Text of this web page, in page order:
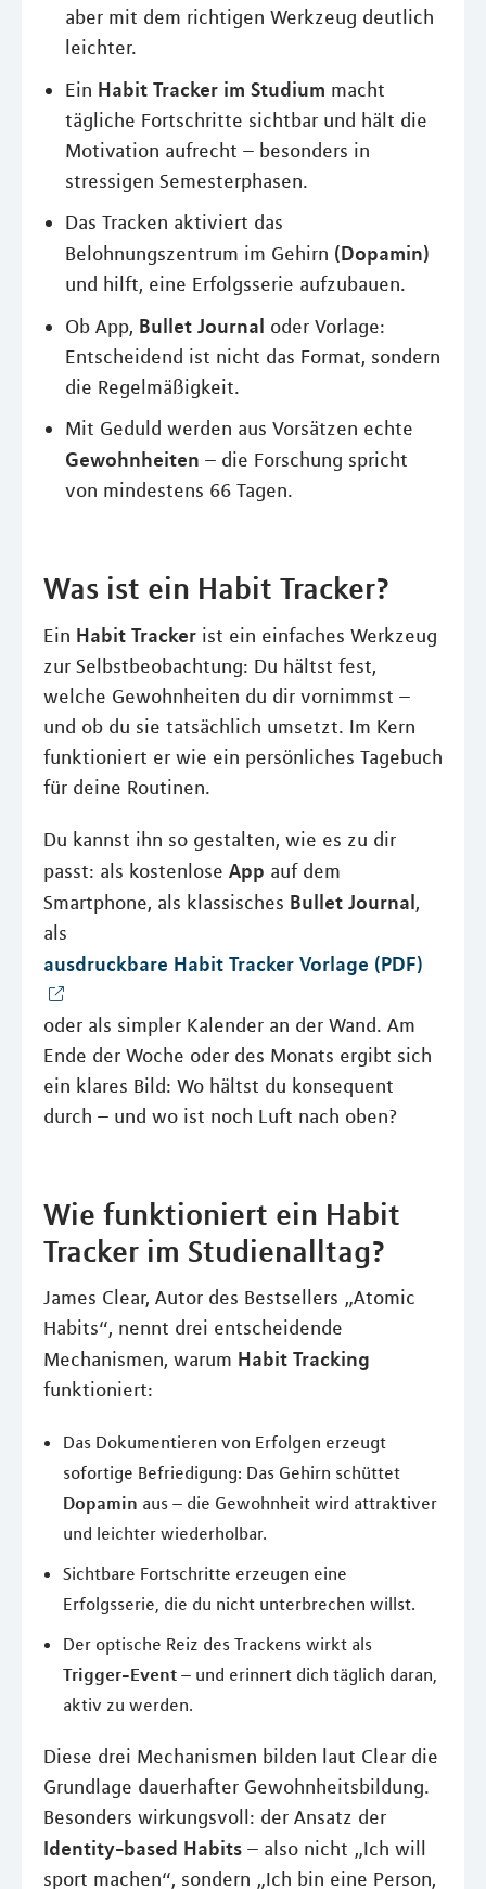
aber mit dem richtigen Werkzeug deutlich
leichter.
Ein Habit Tracker im Studium macht
tägliche Fortschritte sichtbar und hält die
Motivation aufrecht – besonders in
stressigen Semesterphasen.
Das Tracken aktiviert das
Belohnungszentrum im Gehirn (Dopamin)
und hilft, eine Erfolgsserie aufzubauen.
Ob App, Bullet Journal oder Vorlage:
Entscheidend ist nicht das Format, sondern
die Regelmäßigkeit.
Mit Geduld werden aus Vorsätzen echte
Gewohnheiten – die Forschung spricht
von mindestens 66 Tagen.
Was ist ein Habit Tracker?
Ein Habit Tracker ist ein einfaches Werkzeug
zur Selbstbeobachtung: Du hältst fest,
welche Gewohnheiten du dir vornimmst –
und ob du sie tatsächlich umsetzt. Im Kern
funktioniert er wie ein persönliches Tagebuch
für deine Routinen.
Du kannst ihn so gestalten, wie es zu dir
passt: als kostenlose App auf dem
Smartphone, als klassisches Bullet Journal,
als
ausdruckbare Habit Tracker Vorlage (PDF)
oder als simpler Kalender an der Wand. Am
Ende der Woche oder des Monats ergibt sich
ein klares Bild: Wo hältst du konsequent
durch – und wo ist noch Luft nach oben?
Wie funktioniert ein Habit
Tracker im Studienalltag?
James Clear, Autor des Bestsellers „Atomic
Habits“, nennt drei entscheidende
Mechanismen, warum Habit Tracking
funktioniert:
Das Dokumentieren von Erfolgen erzeugt
sofortige Befriedigung: Das Gehirn schüttet
Dopamin aus – die Gewohnheit wird attraktiver
und leichter wiederholbar.
Sichtbare Fortschritte erzeugen eine
Erfolgsserie, die du nicht unterbrechen willst.
Der optische Reiz des Trackens wirkt als
Trigger-Event – und erinnert dich täglich daran,
aktiv zu werden.
Diese drei Mechanismen bilden laut Clear die
Grundlage dauerhafter Gewohnheitsbildung.
Besonders wirkungsvoll: der Ansatz der
Identity-based Habits – also nicht „Ich will
sport machen“, sondern „Ich bin eine Person,